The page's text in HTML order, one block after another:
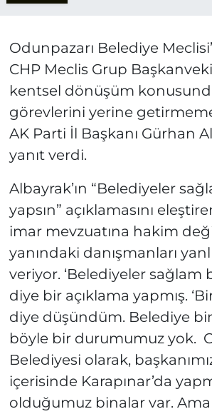
Odunpazarı Belediye
CHP Meclis Grup
kentsel dönüşüm
görevlerini yerine
AK Parti İl Başkanı Gürhan
yanıt verdi.
Albayrak’ın “Belediyeler
yapsın” açıklamasını
imar mevzuatına hakim
yanındaki danışmanları
veriyor. ‘Belediyeler sağlam
diye bir açıklama yapmış.
diye düşündüm. Belediye
böyle bir durumumuz yok.
Belediyesi olarak,
içerisinde Karapınar’da
olduğumuz binalar var. Ama